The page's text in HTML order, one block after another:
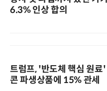
6.3% 인상 합의
트럼프, '반도체 핵심 원료'
콘 파생상품에 15% 관세